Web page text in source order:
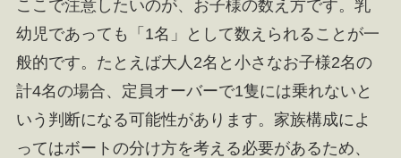
ここで注意したいのが、お子様の数え方です。乳
幼児であっても「1名」として数えられることが一
般的です。たとえば大人2名と小さなお子様2名の
計4名の場合、定員オーバーで1隻には乗れないと
いう判断になる可能性があります。家族構成によ
ってはボートの分け方を考える必要があるため、